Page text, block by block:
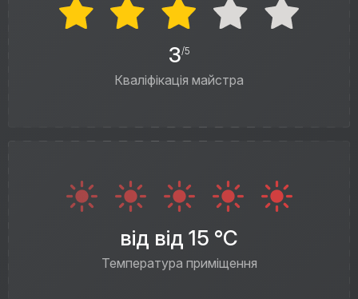
3/5
Кваліфікація майстра
від від 15 °C
Температура приміщення